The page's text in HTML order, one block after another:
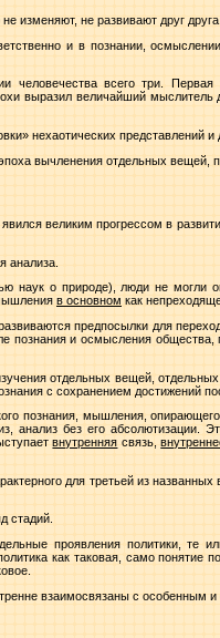
изменяют, не развивают друг друга.
и в познании,
человечества всего три.
выразил величайший мыслитель
нехаотических представлений и
вычленения отдельных вещей,
великим прогрессом в
анализа.
наук о природе), люди не могли
в основном как
предпосылки для
познания и осмысления общества,
отдельных вещей,
с сохранением достижений
познания, мышления,
анализ без его абсолютизации.
внутренняя связь,
для третьей из
стадий.
проявления политики, те
как таковая, само понятие
взаимосвязаны с особенным и